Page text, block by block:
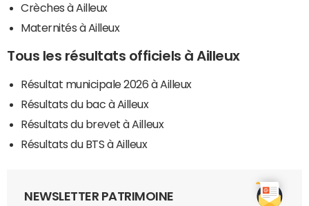
Crèches à Ailleux
Maternités à Ailleux
Tous les résultats officiels à Ailleux
Résultat municipale 2026 à Ailleux
Résultats du bac à Ailleux
Résultats du brevet à Ailleux
Résultats du BTS à Ailleux
NEWSLETTER PATRIMOINE